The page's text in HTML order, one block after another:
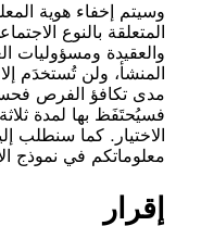
وسيتم إخفاء هوية
المتعلقة بالنوع
والعقيدة ومسؤوليات
المنشأ، ولن تُستخدَم
مدى تكافؤ الفرص
فسيُحتَفَظ بها لمدة
الاختيار. كما سنطلب
معلوماتكم في نموذج
إقرار